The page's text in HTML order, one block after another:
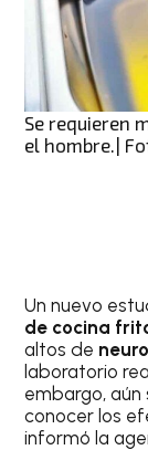
Se requieren
el hombre.|
Un nuevo
de cocina
altos de
laboratorio
embargo, aún
conocer los
informó la